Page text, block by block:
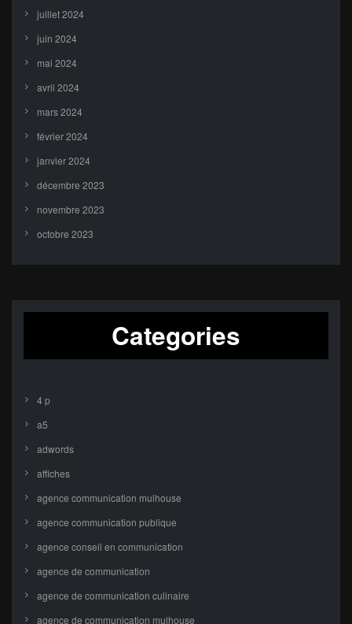
juillet 2024
juin 2024
mai 2024
avril 2024
mars 2024
février 2024
janvier 2024
décembre 2023
novembre 2023
octobre 2023
Categories
4 p
a5
adwords
affiches
agence communication mulhouse
agence communication publique
agence conseil en communication
agence de communication
agence de communication culinaire
agence de communication mulhouse